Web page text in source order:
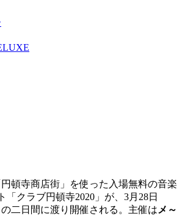
頓寺商店街」を使った入場無料の音楽
「クラブ円頓寺2020」が、3月28日
の二日間に渡り開催される。主催は メ～